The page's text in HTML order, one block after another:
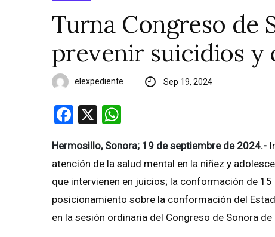
Turna Congreso de
prevenir suicidios y
elexpediente Sep 19, 2024
Facebook
X
Hermosillo, Sonora; 19 de septiembre de 2024.-
atención de la salud mental en la niñez y
que intervienen en juicios; la conformación de
posicionamiento sobre la conformación del
en la sesión ordinaria del Congreso de Sonora